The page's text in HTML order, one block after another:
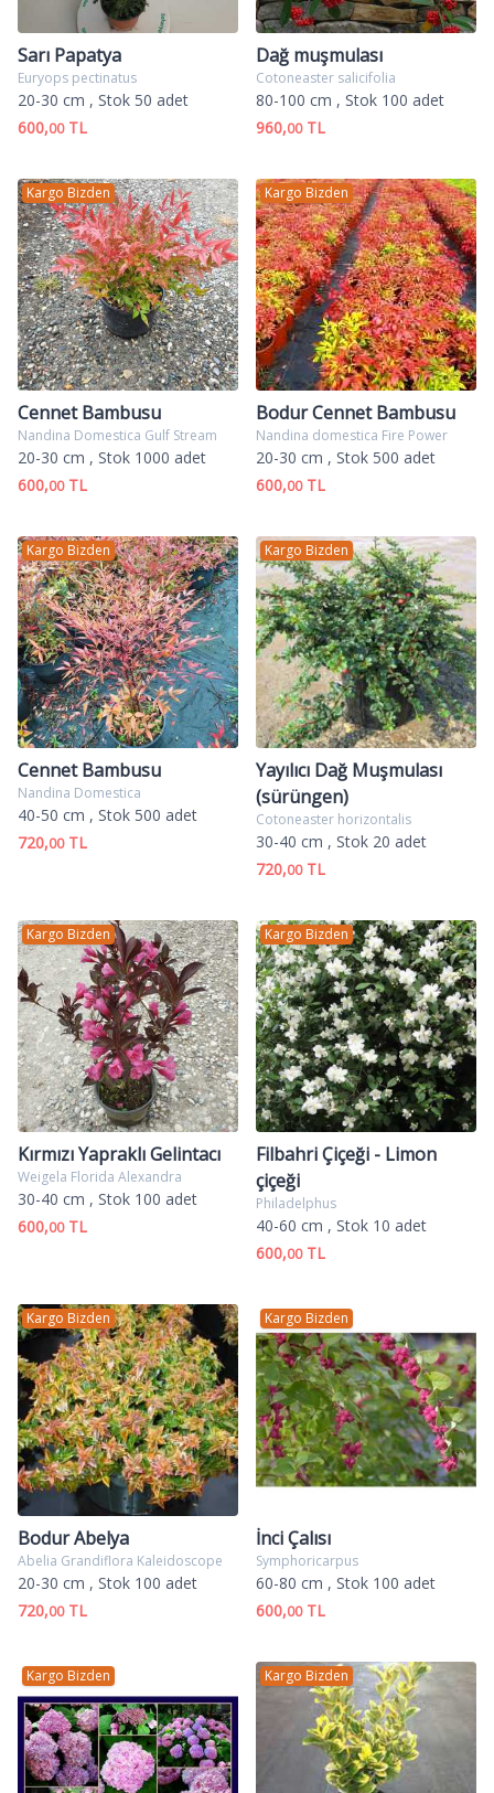
Sarı Papatya
Euryops pectinatus
20-30 cm , Stok 50 adet
600,00TL
Dağ muşmulası
Cotoneaster salicifolia
80-100 cm , Stok 100 adet
960,00TL
Kargo Bizden
Cennet Bambusu
Nandina Domestica Gulf Stream
20-30 cm , Stok 1000 adet
600,00TL
Kargo Bizden
Bodur Cennet Bambusu
Nandina domestica Fire Power
20-30 cm , Stok 500 adet
600,00TL
Kargo Bizden
Cennet Bambusu
Nandina Domestica
40-50 cm , Stok 500 adet
720,00TL
Kargo Bizden
Yayılıcı Dağ Muşmulası
(sürüngen)
Cotoneaster horizontalis
30-40 cm , Stok 20 adet
720,00TL
Kargo Bizden
Kırmızı Yapraklı Gelintacı
Weigela Florida Alexandra
30-40 cm , Stok 100 adet
600,00TL
Kargo Bizden
Filbahri Çiçeği - Limon
çiçeği
Philadelphus
40-60 cm , Stok 10 adet
600,00TL
Kargo Bizden
Bodur Abelya
Abelia Grandiflora Kaleidoscope
20-30 cm , Stok 100 adet
720,00TL
Kargo Bizden
İnci Çalısı
Symphoricarpus
60-80 cm , Stok 100 adet
600,00TL
Kargo Bizden Kargo Bizden